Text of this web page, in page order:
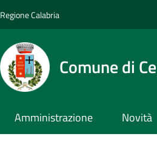
Regione Calabria
Comune di
Amministrazione Novità